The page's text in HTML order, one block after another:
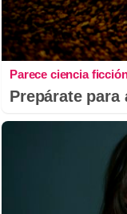
Parece ciencia
Prepárate